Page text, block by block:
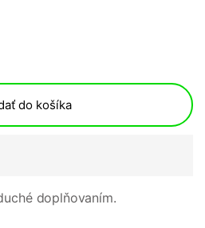
do košíka
doplňovaním.